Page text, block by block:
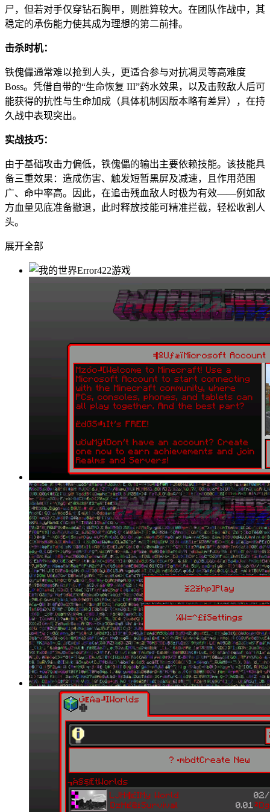
尸，但若对手仅穿钻石胸甲，则胜算较大。在团队作战中，其
稳定的承伤能力使其成为理想的第二前排。
击杀时机：
铁傀儡通常难以抢到人头，更适合参与对抗凋灵等高难度
Boss。凭借自带的“生命恢复 III”药水效果，以及击败敌人后可
能获得的抗性与生命加成（具体机制因版本略有差异），在持
久战中表现突出。
实战技巧：
由于基础攻击力偏低，铁傀儡的输出主要依赖技能。该技能具
备三重效果：造成伤害、触发短暂黑屏及减速，且作用范围
广、命中率高。因此，在追击残血敌人时极为有效——例如敌
方血量见底准备撤退，此时释放技能可精准拦截，轻松收割人
头。
展开全部